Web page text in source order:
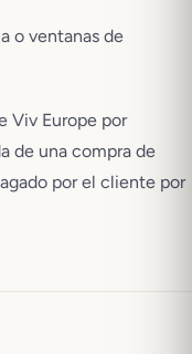
o ventanas de
Viv Europe por
de una compra de
por el cliente por